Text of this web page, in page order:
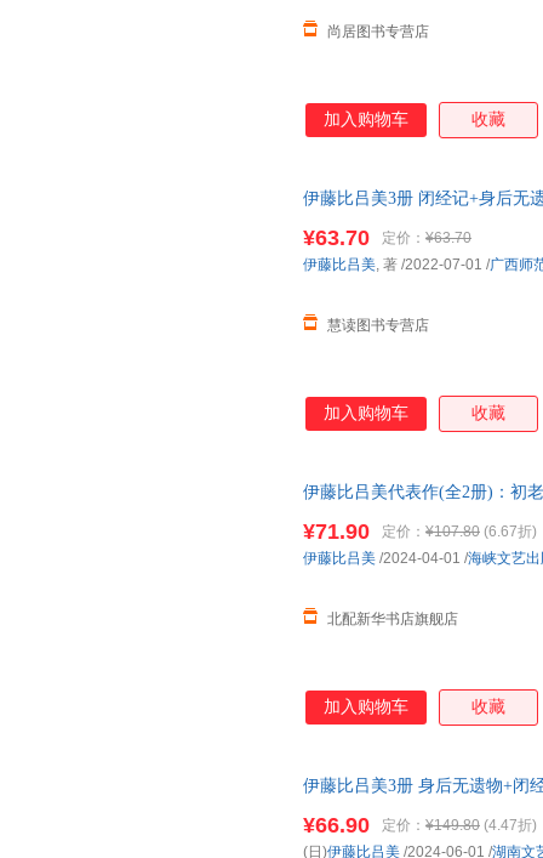
尚居图书专营店
加入购物车 收藏
伊藤比吕美3册 闭经记+身后无
¥63.70 定价： ¥63.70
慧读图书专营店
伊藤比吕美, 著 /2022-07-01 /广西师
加入购物车 收藏
伊藤比吕美代表作(全2册)：初
¥71.90 定价： ¥107.80 (6.67折)
北配新华书店旗舰店
伊藤比吕美 /2024-04-01 /海峡文艺
加入购物车 收藏
伊藤比吕美3册 身后无遗物+闭
¥66.90 定价： ¥149.80 (4.47折)
(日)伊藤比吕美 /2024-06-01 /湖南文